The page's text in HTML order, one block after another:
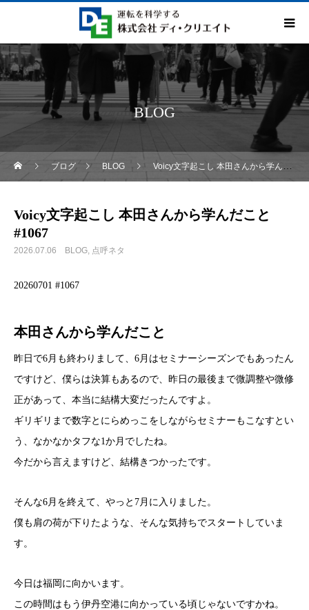
BLOG
ブログ BLOG Voicy文字起こし 本田さんから学んだこと #1067
Voicy文字起こし 本田さんから学んだこと
#1067
2026.07.06 BLOG 点呼ネタ
20260701 #1067
本田さんから学んだこと
昨日で6月も終わりまして、6月はセミナーシーズンでもあったん
ですけど、僕らは決算もあるので、昨日の最後まで微調整や微修
正があって、本当に結構大変だったんですよ。
ギリギリまで数字とにらめっこをしながらセミナーもこなすとい
う、なかなかタフな1か月でしたね。
今だから言えますけど、結構きつかったです。
そんな6月を終えて、やっと7月に入りました。
僕も肩の荷が下りたような、そんな気持ちでスタートしていま
す。
今日は福岡に向かいます。
この時間はもう伊丹空港に向かっている頃じゃないですかね。